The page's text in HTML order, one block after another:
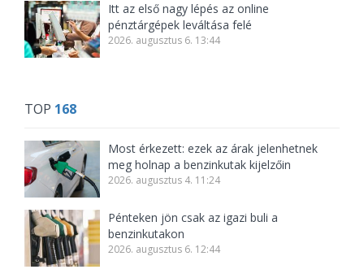
Itt az első nagy lépés az online
pénztárgépek leváltása felé
2026. augusztus 6. 13:44
TOP 168
Most érkezett: ezek az árak jelenhetnek
meg holnap a benzinkutak kijelzőin
2026. augusztus 4. 11:24
Pénteken jön csak az igazi buli a
benzinkutakon
2026. augusztus 6. 12:44